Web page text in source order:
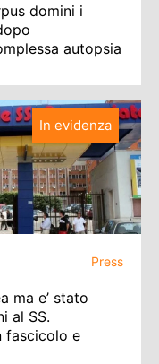
domini i
autopsia
In evidenza
Press
ma e’ stato
al SS.
fascicolo e